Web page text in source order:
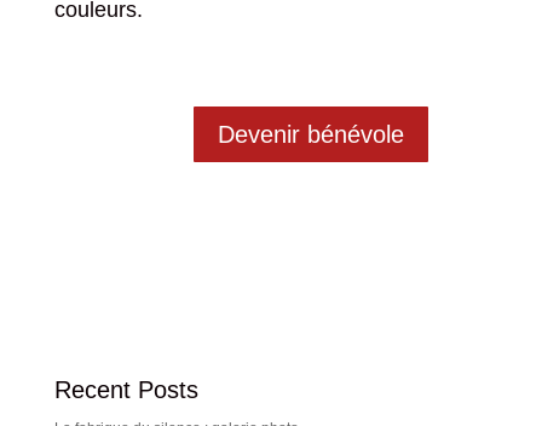
couleurs.
Devenir bénévole
Recent Posts